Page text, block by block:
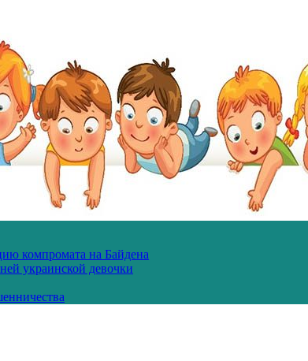
компромата на Байдена
украинской девочки